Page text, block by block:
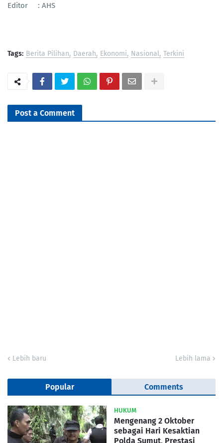
Editor : AHS
Tags: Berita Pilihan Daerah Ekonomi Nasional Terkini
Post a Comment
Lebih baru Lebih lama
Popular Comments
HUKUM
Mengenang 2 Oktober
sebagai Hari Kesaktian
Polda Sumut, Prestasi